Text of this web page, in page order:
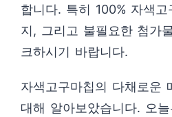
합니다. 특히 100% 자색
지, 그리고 불필요한 첨가
크하시기 바랍니다.
자색고구마칩의 다채로운
대해 알아보았습니다. 오